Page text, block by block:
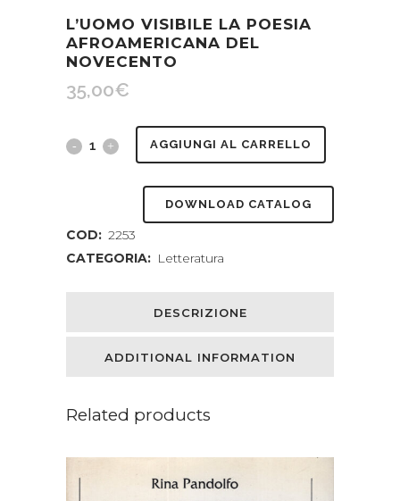
L’UOMO VISIBILE LA POESIA
AFROAMERICANA DEL
NOVECENTO
35,00€
L'uomo
poesia
AGGIUNGI AL CARRELLO
DOWNLOAD CATALOG
COD: 2253
CATEGORIA: Letteratura
DESCRIZIONE
ADDITIONAL INFORMATION
Related products